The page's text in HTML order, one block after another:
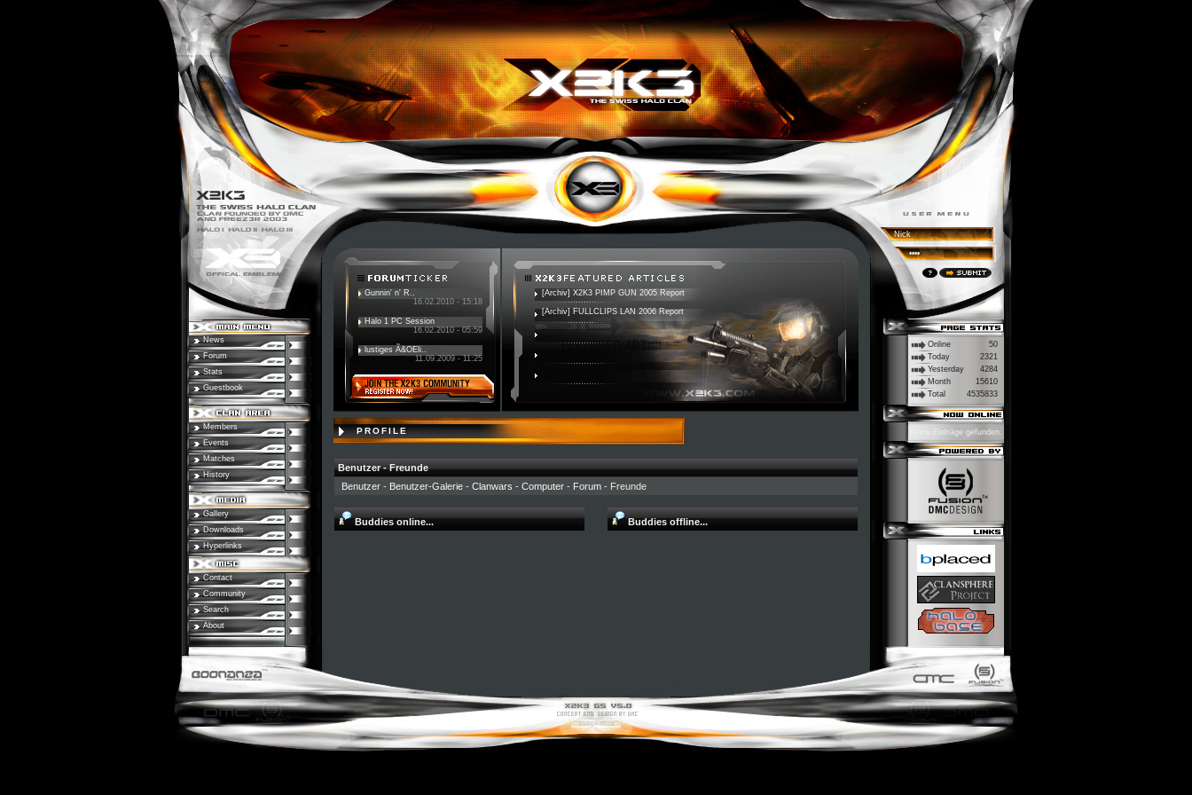
News
Forum
Stats
Guestbook
Members
Events
Matches
History
Gallery
Downloads
Hyperlinks
Contact
Community
Search
About
Gunnin' n' R..
16.02.2010 - 15:18
Halo 1 PC Session
16.02.2010 - 05:59
lustiges Ã&OEli..
11.09.2009 - 11:25
[Archiv] X2K3 PIMP GUN 2005 Report
[Archiv] FULLCLIPS LAN 2006 Report
PROFILE
Benutzer - Freunde
Benutzer - Benutzer-Galerie - Clanwars - Computer - Forum - Freunde
Buddies online... Buddies offline...
Online
50
Today
2321
Yesterday
4284
Month
15610
Total
4535833
Keine Einträge gefunden.